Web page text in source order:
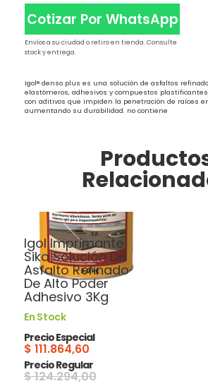
Cotizar Por WhatsApp
Envíos a su ciudad o retiro en tienda. Consulte
stock y entrega.
Igol® denso plus es una solución de asfaltos
elastómeros, adhesivos y compuestos
con aditivos que impiden la penetración de raíces
aumentando su durabilidad. no contiene
Impermeabilización
Igol Imprimante
Sika Solución De
Asfalto Refinado
De Alto Poder
Adhesivo 3Kg
En Stock
Precio Especial
$ 111.864,60
Precio Regular
$ 124.294,00